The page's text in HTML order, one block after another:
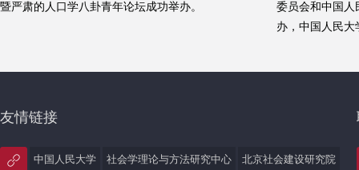
暨严肃的人口学八卦青年论坛成功举办。
委员会和中国人
办，中国人民
友情链接
中国人民大学 社会学理论与方法研究中心 北京社会建设研究院